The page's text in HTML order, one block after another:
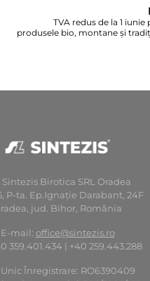
TVA redus de la 1 iunie
produsele bio, montane și
Sintezis Birotica SRL Oradea
P-ta. Ep.Ignaţie Darabant, 24F
jud. Bihor, România
E-mail: office@sintezis.ro
359.401.434 | +40 259.443.288
Unic Înregistrare: RO6390409